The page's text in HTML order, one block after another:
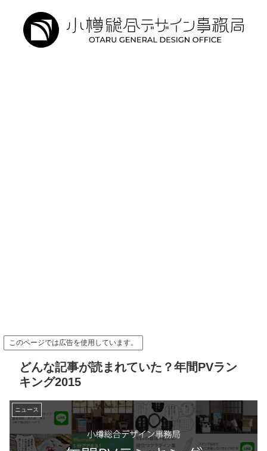
このページでは広告を使用しています。
どんな記事が読まれていた？年間PVラン
キング2015
ニュース